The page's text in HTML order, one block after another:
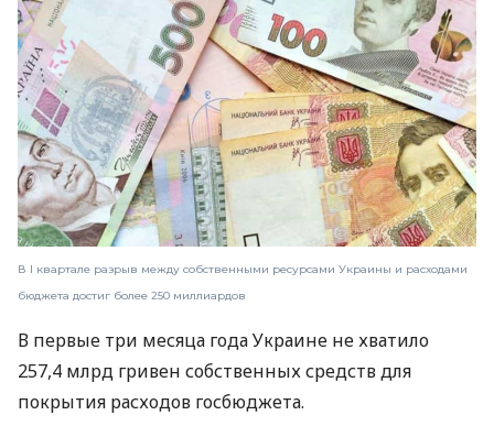
В I квартале разрыв между собственными ресурсами Украины и расходами
бюджета достиг более 250 миллиардов
В первые три месяца года Украине не хватило
257,4 млрд гривен собственных средств для
покрытия расходов госбюджета.